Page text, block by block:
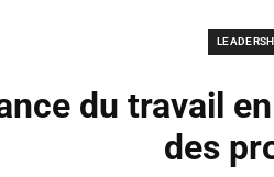
du travail
des